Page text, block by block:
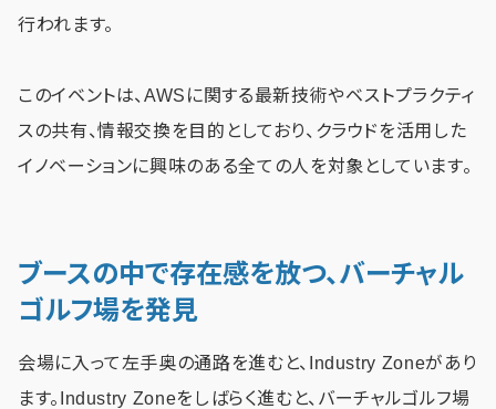
行われます。
このイベントは、AWSに関する最新技術やベストプラクティ
スの共有、情報交換を目的としており、クラウドを活用した
イノベーションに興味のある全ての人を対象としています。
ブースの中で存在感を放つ、バーチャル
ゴルフ場を発見
会場に入って左手奥の通路を進むと、Industry Zoneがあり
ます。Industry Zoneをしばらく進むと、バーチャルゴルフ場